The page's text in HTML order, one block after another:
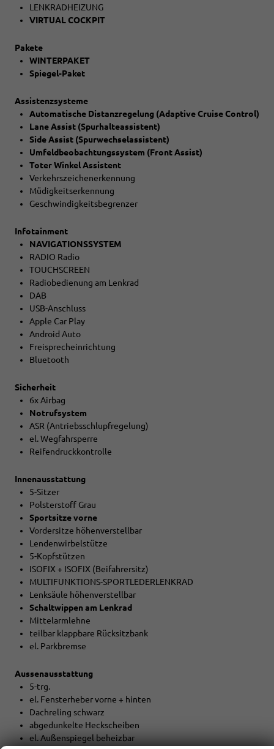
LENKRADHEIZUNG
VIRTUAL COCKPIT
Pakete
WINTERPAKET
Spiegel-Paket
Assistenzsysteme
Automatische Distanzregelung (Adaptive Cruise Control)
Lane Assist (Spurhalteassistent)
Side Assist (Spurwechselassistent)
Umfeldbeobachtungssystem (Front Assist)
Toter Winkel Assistent
Verkehrszeichenerkennung
Müdigkeitserkennung
Geschwindigkeitsbegrenzer
Infotainment
NAVIGATIONSSYSTEM
RADIO Radio
TOUCHSCREEN
Radiobedienung am Lenkrad
DAB
USB-Anschluss
Apple Car Play
Android Auto
Freisprecheinrichtung
Bluetooth
Sicherheit
6x Airbag
Notrufsystem
ASR (Antriebsschlupfregelung)
el. Wegfahrsperre
Reifendruckkontrolle
Innenausstattung
5-Sitzer
Polsterstoff Grau
Sportsitze vorne
Vordersitze höhenverstellbar
Lendenwirbelstütze
5-Kopfstützen
ISOFIX + ISOFIX (Beifahrersitz)
MULTIFUNKTIONS-SPORTLEDERLENKRAD
Lenksäule höhenverstellbar
Schaltwippen am Lenkrad
Mittelarmlehne
teilbar klappbare Rücksitzbank
el. Parkbremse
Aussenausstattung
5-trg.
el. Fensterheber vorne + hinten
Dachreling schwarz
abgedunkelte Heckscheiben
el. Außenspiegel beheizbar